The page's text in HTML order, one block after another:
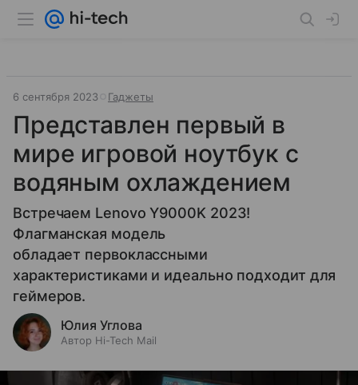
6 сентября 2023 Гаджеты
Представлен первый в
мире игровой ноутбук с
водяным охлаждением
Встречаем Lenovo Y9000K 2023!
Флагманская модель
обладает первоклассными
характеристиками и идеально подходит для
геймеров.
Юлия Углова
Автор Hi-Tech Mail